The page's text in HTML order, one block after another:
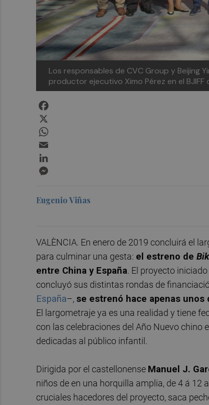
Los responsables de CVC Group y Beijing
productor ejecutivo Ximo Pérez en el BJIFF
Eugenio Viñas
VALÈNCIA. En enero de 2019 concluirá el
para culminar una gesta: el estreno de
entre China y España. El proyecto
concluyó sus distintas rondas de
España–, se estrenó hace apenas unos
El largometraje ya es una realidad y tiene
con las celebraciones del Año Nuevo chino
dedicadas al público infantil.
Dirigida por el castellonense Manuel J.
niños de en una horquilla amplia, de 4 á 12
cruciales hacedores del proyecto, saca